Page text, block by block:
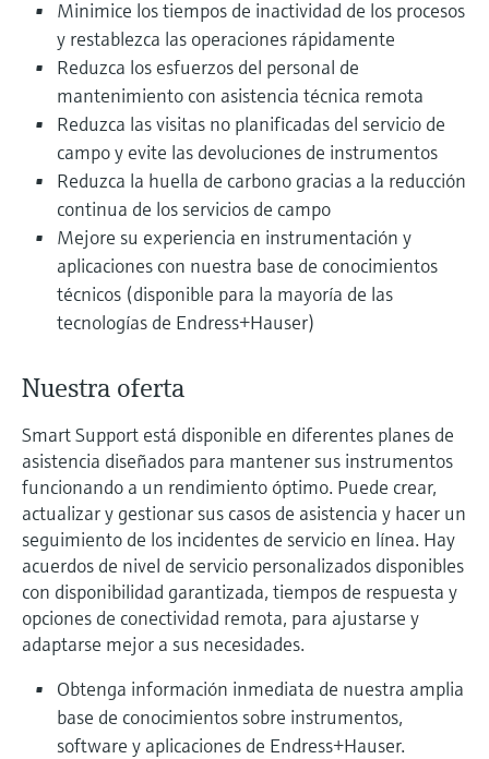
Visor de dispositivos
Encuentre información y documentación
específicas sobre los productos.
Buscador de repuestos
Encuentre repuestos por raíz del producto,
electromecánico
Medición de nivel por barrera de
microondas
Level measurement with pressure
Ver todos
Medición mediante transmisión de
microondas
Memosens technology
Ver todos
la transparencia de los procesos
para una toma de decisiones más
sólida y fundamentada
Minimice los tiempos de inactividad de los procesos
y restablezca las operaciones rápidamente
Reduzca los esfuerzos del personal de
mantenimiento con asistencia técnica remota
Reduzca las visitas no planificadas del servicio de
campo y evite las devoluciones de instrumentos
Reduzca la huella de carbono gracias a la reducción
continua de los servicios de campo
Mejore su experiencia en instrumentación y
aplicaciones con nuestra base de conocimientos
técnicos (disponible para la mayoría de las
tecnologías de Endress+Hauser)
Nuestra oferta
Smart Support está disponible en diferentes planes de
asistencia diseñados para mantener sus instrumentos
funcionando a un rendimiento óptimo. Puede crear,
actualizar y gestionar sus casos de asistencia y hacer un
seguimiento de los incidentes de servicio en línea. Hay
acuerdos de nivel de servicio personalizados disponibles
con disponibilidad garantizada, tiempos de respuesta y
opciones de conectividad remota, para ajustarse y
adaptarse mejor a sus necesidades.
Obtenga información inmediata de nuestra amplia
base de conocimientos sobre instrumentos,
software y aplicaciones de Endress+Hauser.